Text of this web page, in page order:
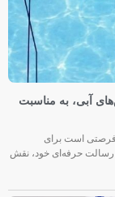
آبی، به مناسبت
تلاش و پیشرفت ۱۷ مرداد، فرصتی است برای
رسالت حرفه‌ای خود، نقش